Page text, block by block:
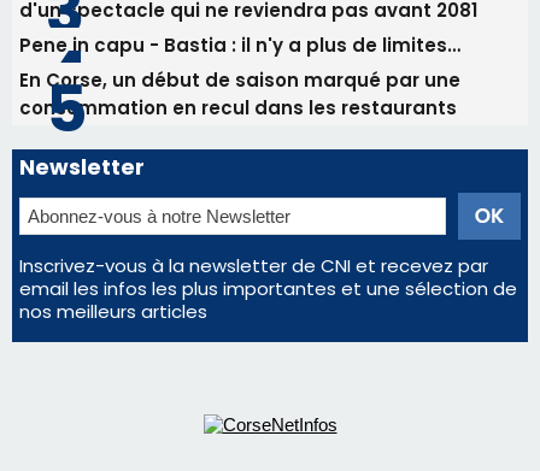
Les plus lus
Éclipse du 12 août : Où s'installer en Corse pour
profiter pleinement du spectacle ?
Satine Nomary est la nouvelle Miss Corse 2026
Éclipse du 12 août : la Corse aux premières loges
d'un spectacle qui ne reviendra pas avant 2081
Pene in capu - Bastia : il n'y a plus de limites…